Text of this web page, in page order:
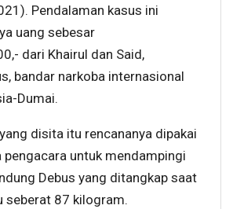
Pendalaman kasus ini
uang sebesar
dari Khairul dan Said,
bandar narkoba internasional
Dumai.
disita itu rencananya dipakai
pengacara untuk mendampingi
Debus yang ditangkap saat
seberat 87 kilogram.